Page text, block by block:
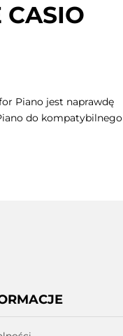
CASIO
Piano jest naprawdę
do kompatybilnego